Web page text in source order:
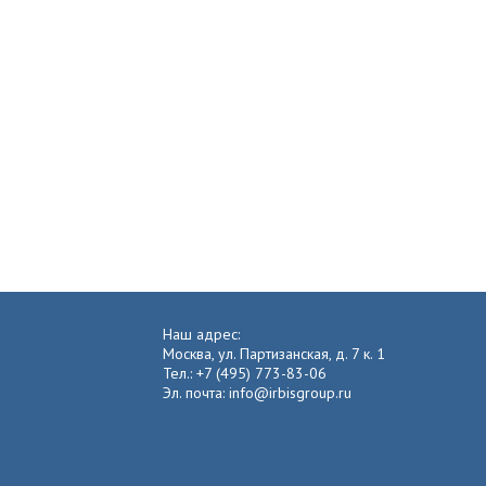
Наш адрес:
Москва, ул. Партизанская, д. 7 к. 1
Тел.: +7 (495) 773-83-06
Эл. почта: info@irbisgroup.ru